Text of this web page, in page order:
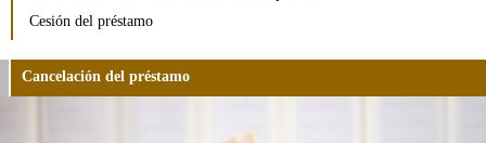
Cesión del préstamo
Cancelación del préstamo